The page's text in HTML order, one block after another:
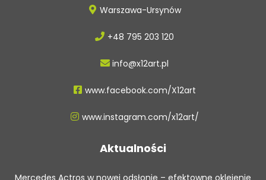
Warszawa-Ursynów
+48 795 203 120
info@x12art.pl
www.facebook.com/X12art
www.instagram.com/x12art/
Aktualności